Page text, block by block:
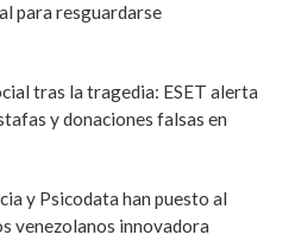
para resguardarse
tras la tragedia: ESET alerta
y donaciones falsas en
y Psicodata han puesto al
venezolanos innovadora